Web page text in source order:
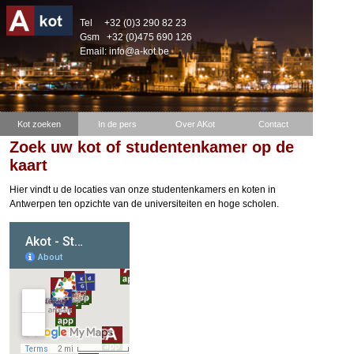
Tel +32 (0)3 290 82 23
Gsm
+32 (0)475 690 126
Email: info@a-kot.be
Kot zoeken In de pers Over AKot Contact
Zoek uw kot of studentenkamer op de
kaart
Hier vindt u de locaties van onze studentenkamers en koten in
Antwerpen ten opzichte van de universiteiten en hoge scholen.